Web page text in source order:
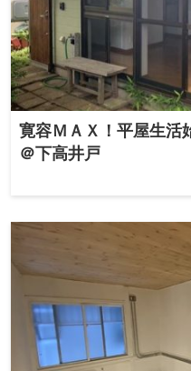
寛容ＭＡＸ！平屋生活
＠下高井戸